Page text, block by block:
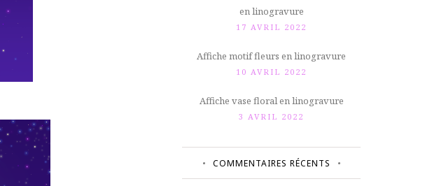
en linogravure
17 AVRIL 2022
Affiche motif fleurs en linogravure
10 AVRIL 2022
Affiche vase floral en linogravure
3 AVRIL 2022
COMMENTAIRES RÉCENTS